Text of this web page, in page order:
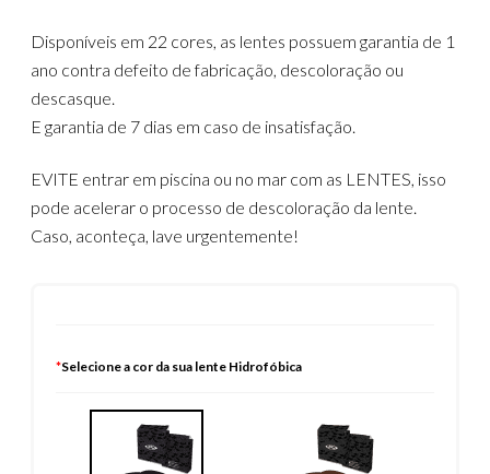
Disponíveis em 22 cores, as lentes possuem garantia de 1
ano contra defeito de fabricação, descoloração ou
descasque.
E garantia de 7 dias em caso de insatisfação.
EVITE entrar em piscina ou no mar com as LENTES, isso
pode acelerar o processo de descoloração da lente.
Caso, aconteça, lave urgentemente!
*Selecione a cor da sua lente Hidrofóbica